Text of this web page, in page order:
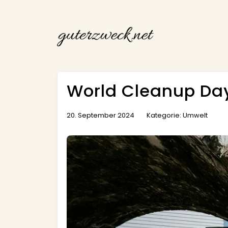
World Cleanup
20. September 2024 Kategorie: Umwelt